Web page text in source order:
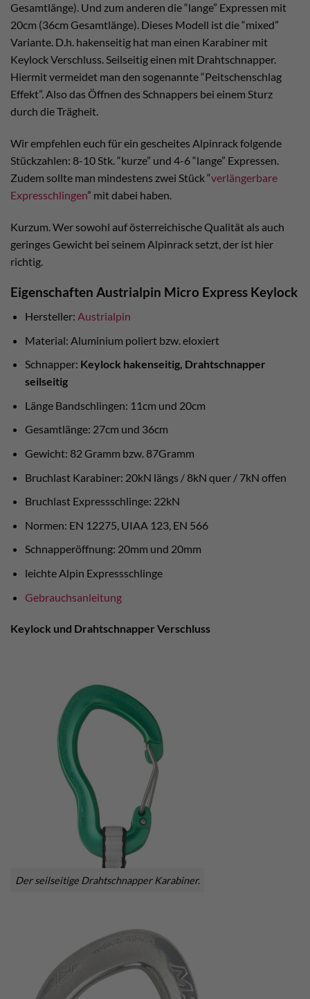
Gesamtlänge). Und zum anderen die “lange” Expressen mit
20cm (36cm Gesamtlänge). Dieses Modell ist die “mixed”
Variante. D.h. hakenseitig hat man einen Karabiner mit
Keylock Verschluss. Seilseitig einen mit Drahtschnapper.
Hiermit vermeidet man den sogenannte “Peitschenschlag
Effekt”. Also das Öffnen des Schnappers bei einem Sturz
durch die Trägheit.
Wir empfehlen euch für ein gescheites Alpinrack folgende
Stückzahlen: 8-10 Stk. “kurze” und 4-6 “lange” Expressen.
Zudem sollte man mindestens zwei Stück “verlängerbare
Expresschlingen” mit dabei haben.
Kurzum. Wer sowohl auf österreichische Qualität als auch
geringes Gewicht bei seinem Alpinrack setzt, der ist hier
richtig.
Eigenschaften Austrialpin Micro Express Keylock
Hersteller: Austrialpin
Material: Aluminium poliert bzw. eloxiert
Schnapper: Keylock hakenseitig, Drahtschnapper
seilseitig
Länge Bandschlingen: 11cm und 20cm
Gesamtlänge: 27cm und 36cm
Gewicht: 82 Gramm bzw. 87Gramm
Bruchlast Karabiner: 20kN längs / 8kN quer / 7kN offen
Bruchlast Expressschlinge: 22kN
Normen: EN 12275, UIAA 123, EN 566
Schnapperöffnung: 20mm und 20mm
leichte Alpin Expressschlinge
Gebrauchsanleitung
Keylock und Drahtschnapper Verschluss
Der seilseitige Drahtschnapper Karabiner.